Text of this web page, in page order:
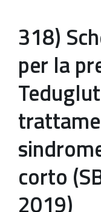
318)
per la
corto
2019)